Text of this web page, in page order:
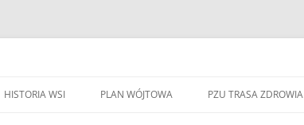
HISTORIA WSI PLAN WÓJTOWA PZU TRASA ZDROWIA